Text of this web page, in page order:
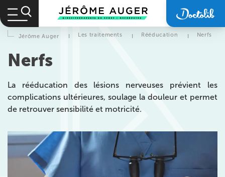
Jérôme Auger I Les traitements I Rééducation I Nerfs
Nerfs
La rééducation des lésions nerveuses prévient les
complications ultérieures, soulage la douleur et permet
de retrouver sensibilité et motricité.